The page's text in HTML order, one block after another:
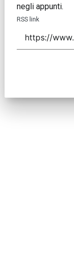
negli appunti.
RSS link